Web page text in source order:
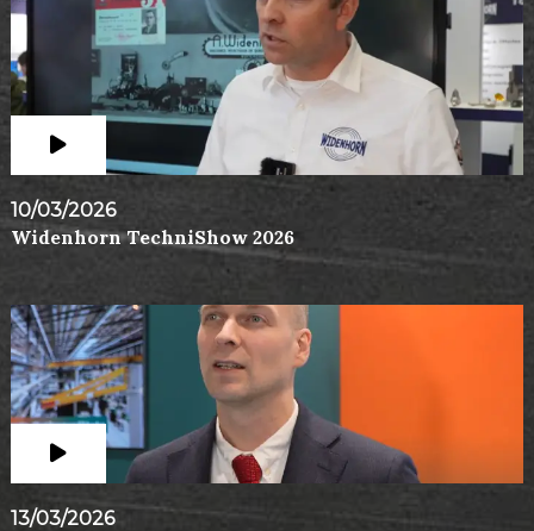
10/03/2026
Widenhorn TechniShow 2026
13/03/2026